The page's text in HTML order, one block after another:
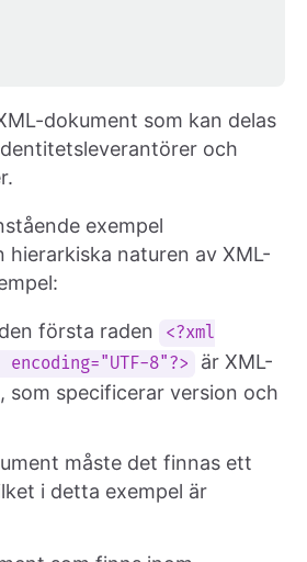
dokument som kan delas
och
exempel
hierarkiska naturen av XML-
första raden
<?xml
8"?>
är XML-
som specificerar version och
måste det finnas ett
i detta exempel är